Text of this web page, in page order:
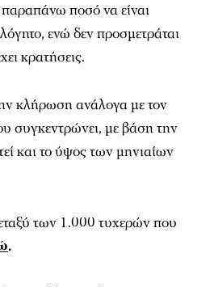
ποσό να είναι
ενώ δεν προσμετράται
κρατήσεις.
κλήρωση ανάλογα με τον
συγκεντρώνει, με βάση την
και το ύψος των μηνιαίων
των 1.000 τυχερών που
.